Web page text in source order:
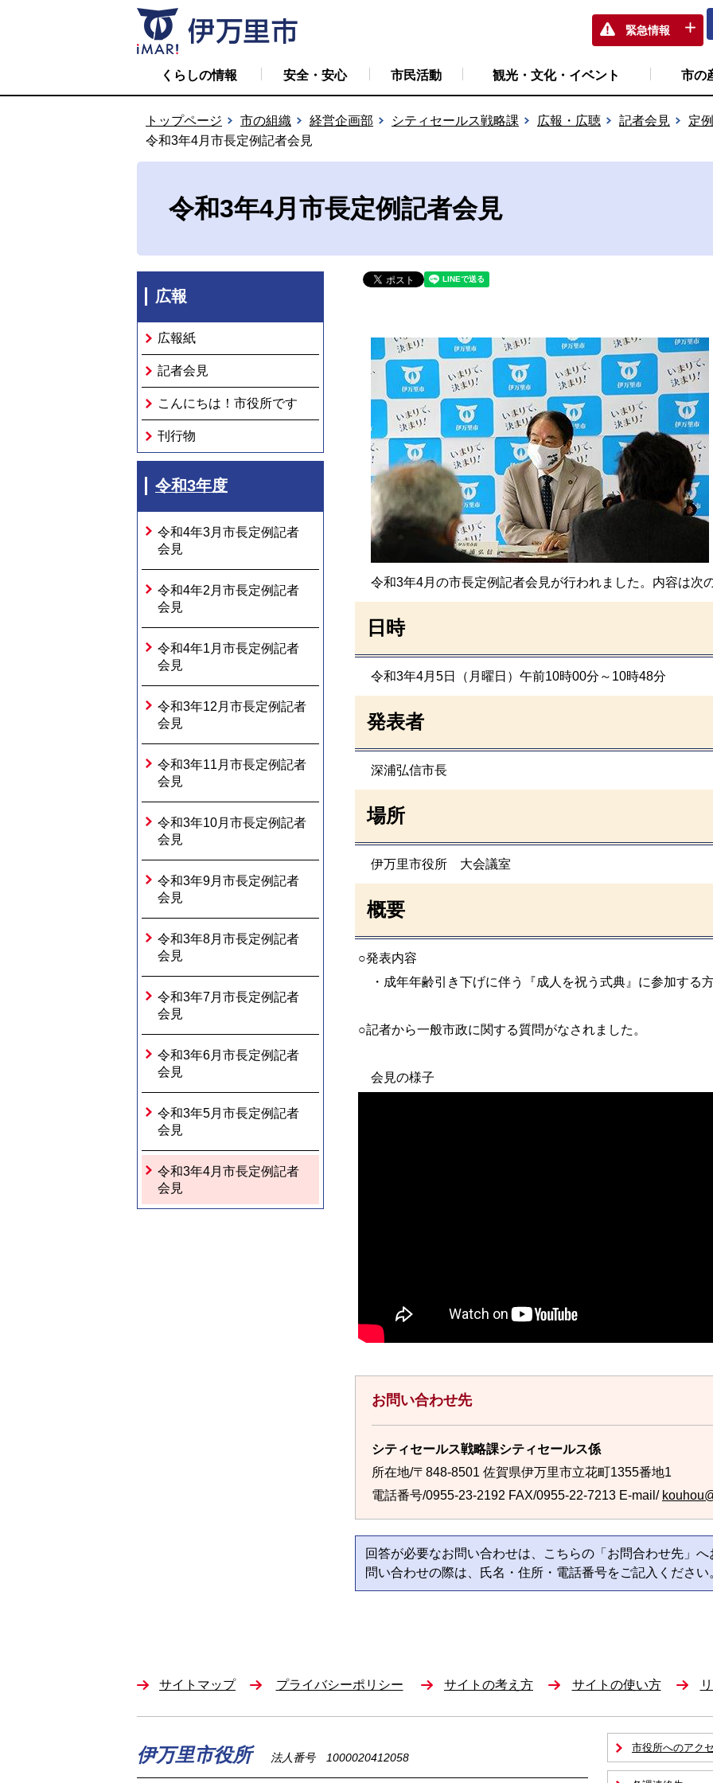
緊急情報
くらしの情報 安全・安心 市民活動 観光・文化・イベント 市の
トップページ 市の組織 経営企画部 シティセールス戦略課 広報・広聴 記者会見 定
令和3年4月市長定例記者会見
令和3年4月市長定例記者会見
広報
広報紙
記者会見
こんにちは！市役所です
刊行物
令和3年度
令和4年3月市長定例記者
会見
令和4年2月市長定例記者
会見
令和4年1月市長定例記者
会見
令和3年12月市長定例記者
会見
令和3年11月市長定例記者
会見
令和3年10月市長定例記者
会見
令和3年9月市長定例記者
会見
令和3年8月市長定例記者
会見
令和3年7月市長定例記者
会見
令和3年6月市長定例記者
会見
令和3年5月市長定例記者
会見
令和3年4月市長定例記者
会見
令和3年4月の市長定例記者会見が行われました。内容は次
日時
令和3年4月5日（月曜日）午前10時00分～10時48分
発表者
深浦弘信市長
場所
伊万里市役所 大会議室
概要
○発表内容
・成年年齢引き下げに伴う『成人を祝う式典』に参加する
○記者から一般市政に関する質問がなされました。
会見の様子
お問い合わせ先
シティセールス戦略課シティセールス係
所在地/〒848-8501 佐賀県伊万里市立花町1355番地1
電話番号/0955-23-2192 FAX/0955-22-7213 E-mail/
回答が必要なお問い合わせは、こちらの「お問合わせ先」
問い合わせの際は、氏名・住所・電話番号をご記入ください
サイトマップ プライバシーポリシー サイトの考え方 サイトの使い方
伊万里市役所 法人番号 1000020412058
市役所へのアク